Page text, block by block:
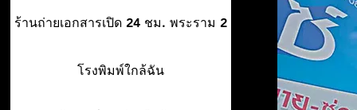
ร้านถ่ายเอกสารเปิด 24 ชม. พระราม 2
โรงพิมพ์ใกล้ฉัน